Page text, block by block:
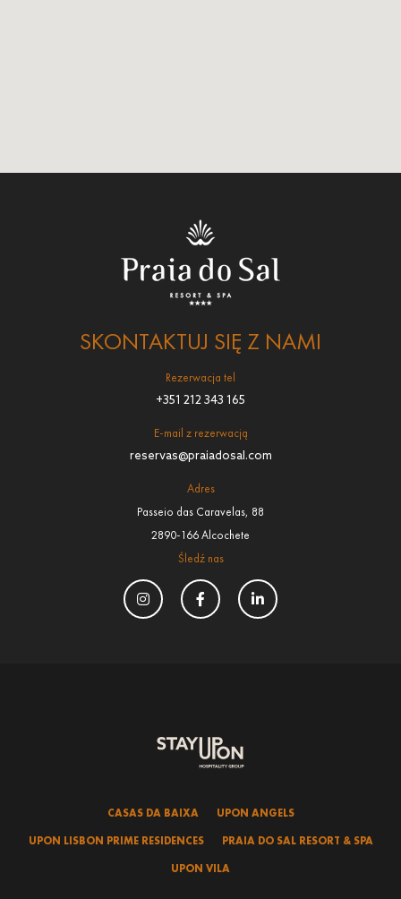
SKONTAKTUJ SIĘ Z NAMI
Rezerwacja tel
+351 212 343 165
E-mail z rezerwacją
reservas@praiadosal.com
Adres
Passeio das Caravelas, 88
2890-166 Alcochete
Śledź nas
CASAS DA BAIXA
UPON ANGELS
UPON LISBON PRIME RESIDENCES
PRAIA DO SAL RESORT & SPA
UPON VILA